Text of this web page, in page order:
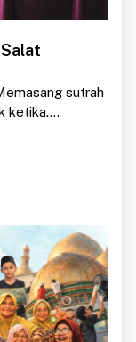
sutrah
ketika....